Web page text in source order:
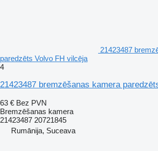
21423487
paredzēts Volvo FH vilcēja
4
21423487 bremzēšanas kamera
63 € Bez PVN
Bremzēšanas kamera
21423487 20721845
Rumānija, Suceava